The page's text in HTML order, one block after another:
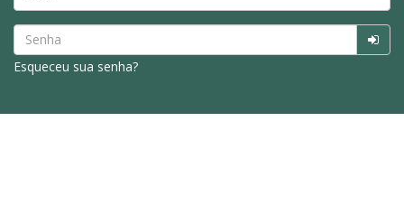
Esqueceu sua senha?